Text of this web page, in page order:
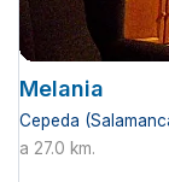
Melania
Cepeda
a 27.0 km.